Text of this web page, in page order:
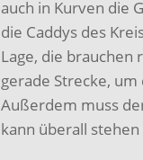
auch in Kurven die
die Caddys des
Lage, die
gerade Strecke,
Außerdem muss
kann überall